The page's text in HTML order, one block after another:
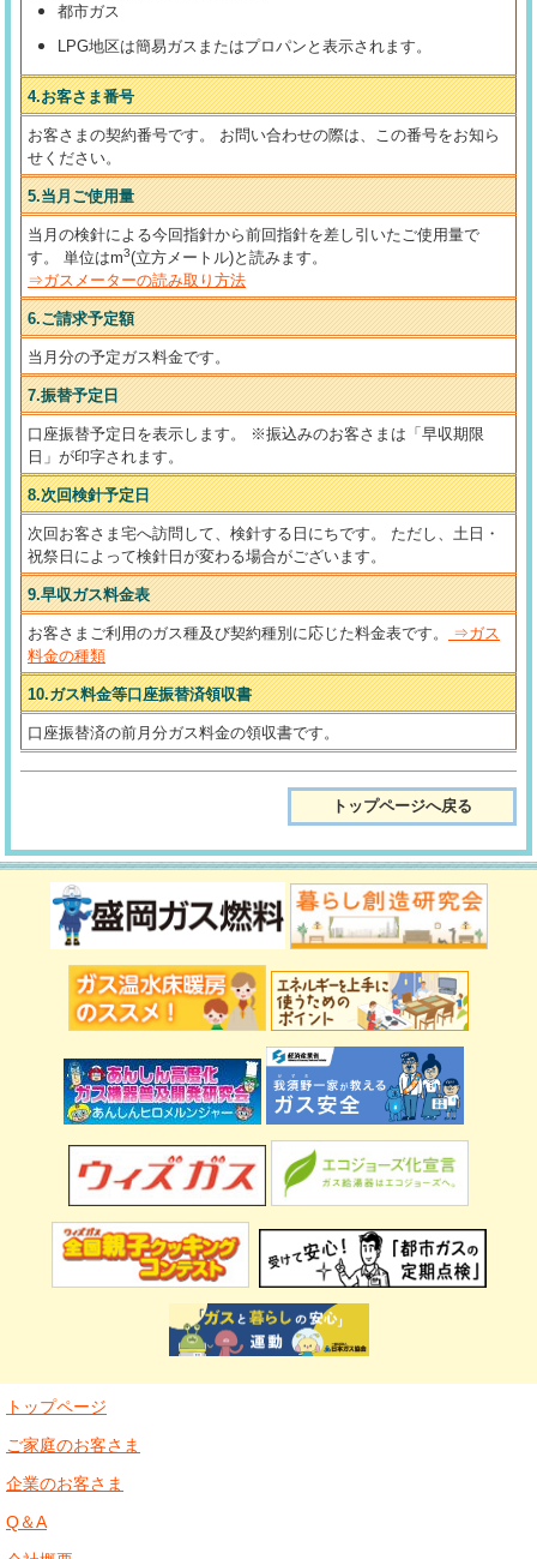
都市ガス
LPG地区は簡易ガスまたはプロパンと表示されます。
4.お客さま番号
お客さまの契約番号です。
お問い合わせの際は、この番号をお知ら
せください。
5.当月ご使用量
当月の検針による今回指針から前回指針を差し引いたご使用量で
す。
単位はm3(立方メートル)と読みます。
⇒ガスメーターの読み取り方法
6.ご請求予定額
当月分の予定ガス料金です。
7.振替予定日
口座振替予定日を表示します。
※振込みのお客さまは「早収期限
日」が印字されます。
8.次回検針予定日
次回お客さま宅へ訪問して、検針する日にちです。
ただし、土日・
祝祭日によって検針日が変わる場合がございます。
9.早収ガス料金表
お客さまご利用のガス種及び契約種別に応じた料金表です。
⇒ガス
料金の種類
10.ガス料金等口座振替済領収書
口座振替済の前月分ガス料金の領収書です。
トップページへ戻る
トップページ
ご家庭のお客さま
企業のお客さま
Q＆A